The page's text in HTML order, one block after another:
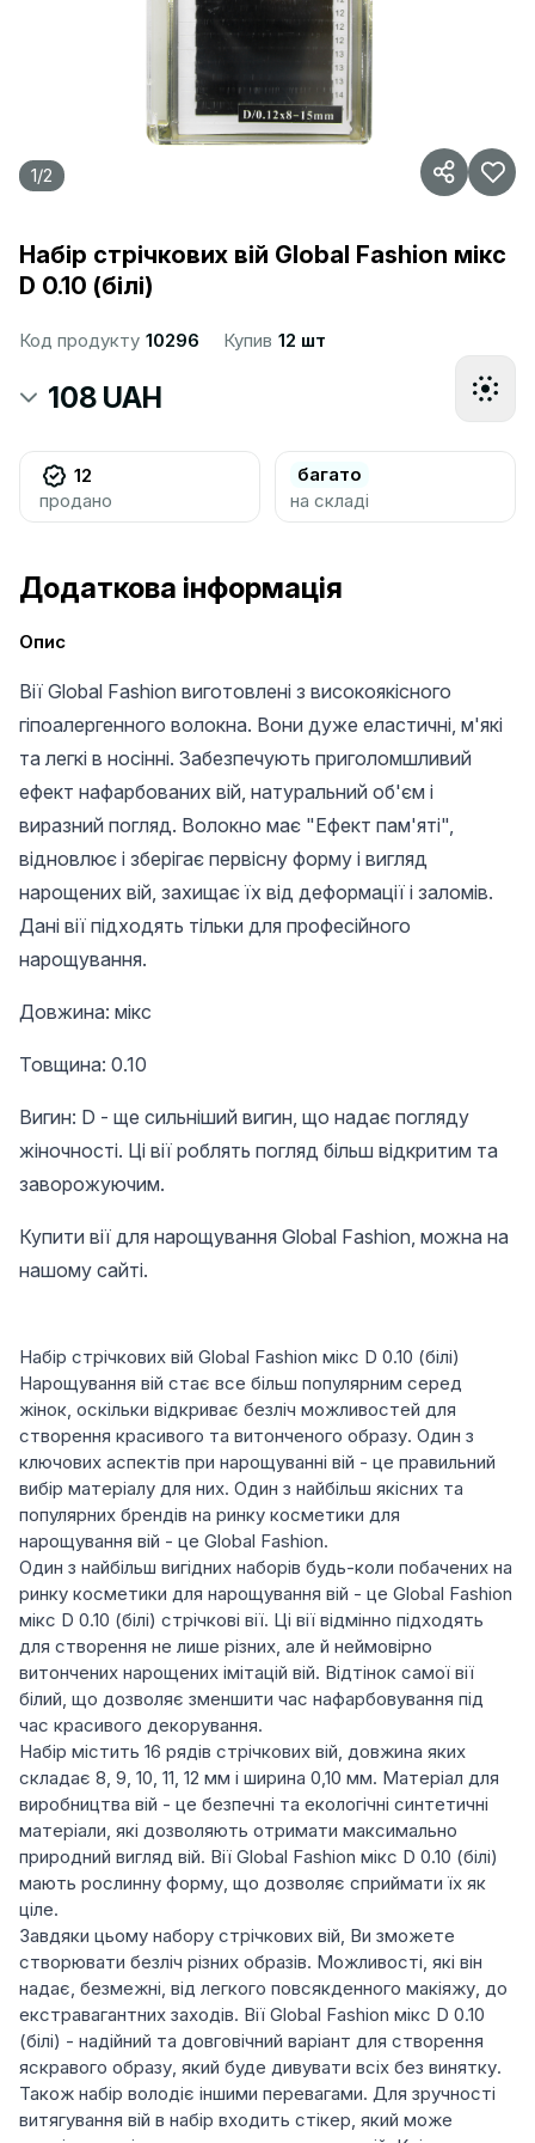
1/2
Набір стрічкових вій Global Fashion мікс
D 0.10 (білі)
Код продукту 10296 Купив 12 шт
108 UAH
12
продано
багато
на складі
Додаткова інформація
Опис
Вії Global Fashion виготовлені з високоякісного
гіпоалергенного волокна. Вони дуже еластичні, м'які
та легкі в носінні. Забезпечують приголомшливий
ефект нафарбованих вій, натуральний об'єм і
виразний погляд. Волокно має "Ефект пам'яті",
відновлює і зберігає первісну форму і вигляд
нарощених вій, захищає їх від деформації і заломів.
Дані вії підходять тільки для професійного
нарощування.
Довжина: мікс
Товщина: 0.10
Вигин: D - ще сильніший вигин, що надає погляду
жіночності. Ці вії роблять погляд більш відкритим та
заворожуючим.
Купити вії для нарощування Global Fashion, можна на
нашому сайті.
Набір стрічкових вій Global Fashion мікс D 0.10 (білі)
Нарощування вій стає все більш популярним серед
жінок, оскільки відкриває безліч можливостей для
створення красивого та витонченого образу. Один з
ключових аспектів при нарощуванні вій - це правильний
вибір матеріалу для них. Один з найбільш якісних та
популярних брендів на ринку косметики для
нарощування вій - це Global Fashion.
Один з найбільш вигідних наборів будь-коли побачених на
ринку косметики для нарощування вій - це Global Fashion
мікс D 0.10 (білі) стрічкові вії. Ці вії відмінно підходять
для створення не лише різних, але й неймовірно
витончених нарощених імітацій вій. Відтінок самої вії
білий, що дозволяє зменшити час нафарбовування під
час красивого декорування.
Набір містить 16 рядів стрічкових вій, довжина яких
складає 8, 9, 10, 11, 12 мм і ширина 0,10 мм. Матеріал для
виробництва вій - це безпечні та екологічні синтетичні
матеріали, які дозволяють отримати максимально
природний вигляд вій. Вії Global Fashion мікс D 0.10 (білі)
мають рослинну форму, що дозволяє сприймати їх як
ціле.
Завдяки цьому набору стрічкових вій, Ви зможете
створювати безліч різних образів. Можливості, які він
надає, безмежні, від легкого повсякденного макіяжу, до
екстравагантних заходів. Вії Global Fashion мікс D 0.10
(білі) - надійний та довговічний варіант для створення
яскравого образу, який буде дивувати всіх без винятку.
Також набір володіє іншими перевагами. Для зручності
витягування вій в набір входить стікер, який може